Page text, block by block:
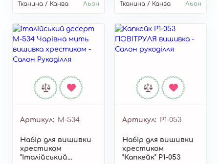
Тканина / Канва
Льон
Тканина / Канва
Льон
Артикул М-534
Набір для вишивки
хрестиком
"Італійський
Артикул P1-053
Набір для вишивки
хрестиком
"Капкейк" P1-053